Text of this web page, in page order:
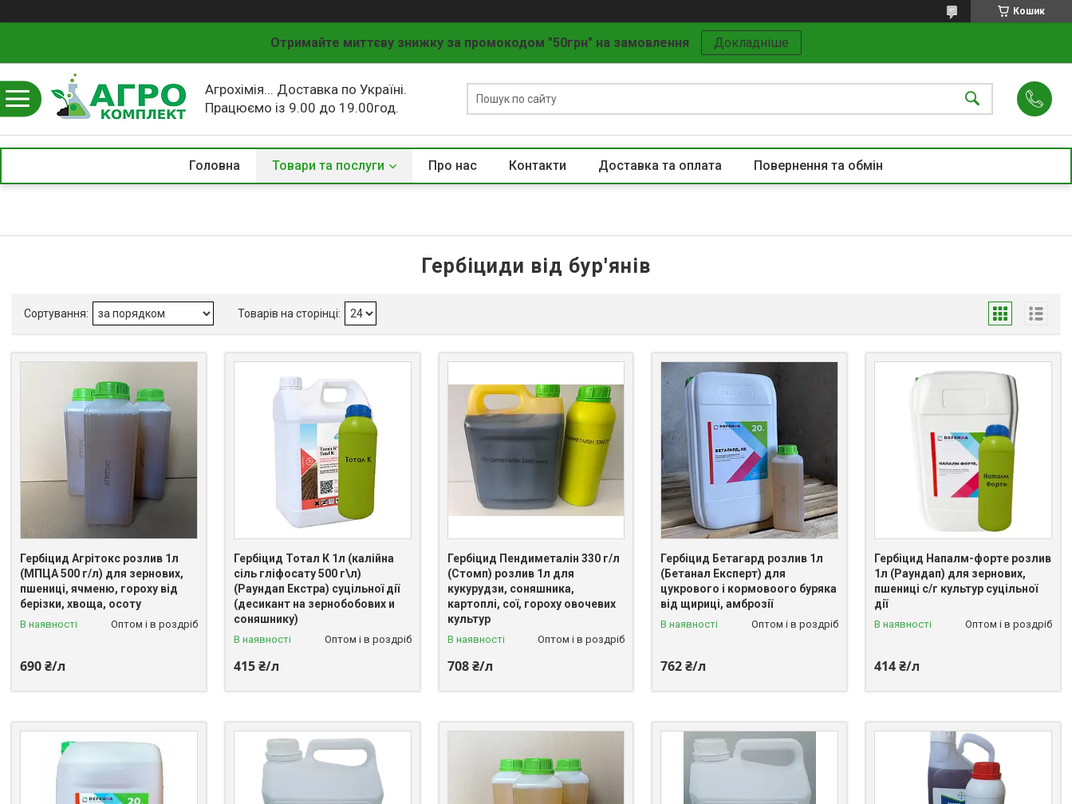
Кошик
Отримайте миттєву знижку за промокодом "50грн" на замовлення Докладніше
Агрохімія... Доставка по Україні.
Працюємо із 9.00 до 19.00год.
Головна Товари та послуги Про нас Контакти Доставка та оплата Повернення та обмін
Гербіциди від бур'янів
Гербіцид Агрітокс розлив 1л
(МПЦА 500 г/л) для зернових,
пшениці, ячменю, гороху від
берізки, хвоща, осоту
В наявності Оптом і в роздріб
690 ₴/л
Гербіцид Тотал К 1л (калійна
сіль гліфосату 500 г\л)
(Раундап Екстра) суцільної дії
(десикант на зернобобових и
соняшнику)
В наявності Оптом і в роздріб
415 ₴/л
Гербіцид Пендиметалін 330 г/л
(Стомп) розлив 1л для
кукурудзи, соняшника,
картоплі, сої, гороху овочевих
культур
В наявності Оптом і в роздріб
708 ₴/л
Гербіцид Бетагард розлив 1л
(Бетанал Експерт) для
цукрового і кормовоого буряка
від щириці, амброзії
В наявності Оптом і в роздріб
762 ₴/л
Гербіцид Напалм-форте розлив
1л (Раундап) для зернових,
пшениці с/г культур суцільної
дії
В наявності Оптом і в роздріб
414 ₴/л